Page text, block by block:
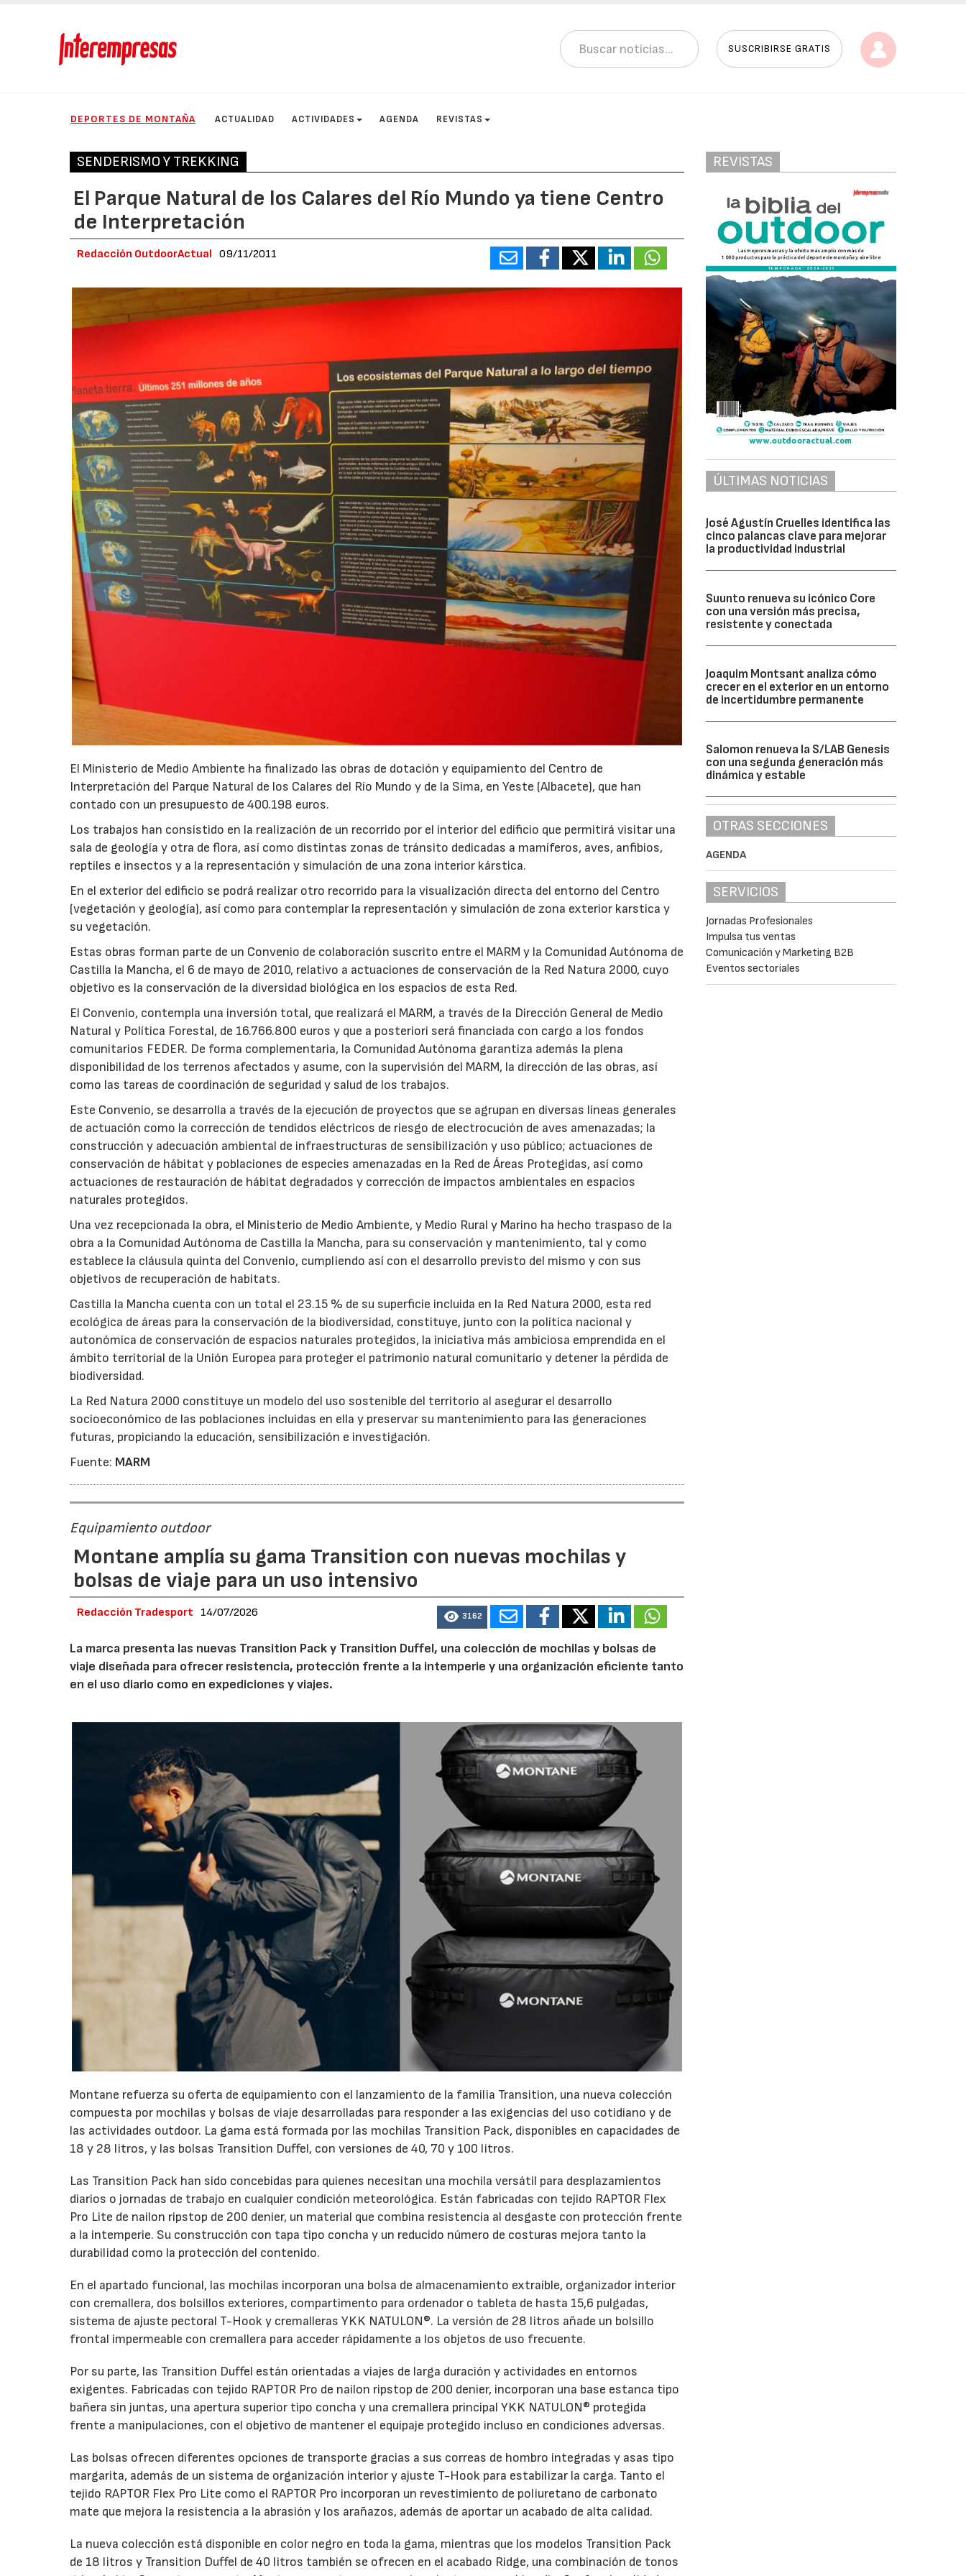
SUSCRIBIRSE GRATIS
DEPORTES DE MONTAÑA ACTUALIDAD ACTIVIDADES AGENDA REVISTAS
SENDERISMO Y TREKKING
El Parque Natural de los Calares del Río Mundo ya tiene Centro
de Interpretación
Redacción OutdoorActual 09/11/2011
El Ministerio de Medio Ambiente ha finalizado las obras de dotación y equipamiento del Centro de
Interpretación del Parque Natural de los Calares del Río Mundo y de la Sima, en Yeste (Albacete), que han
contado con un presupuesto de 400.198 euros.
Los trabajos han consistido en la realización de un recorrido por el interior del edificio que permitirá visitar una
sala de geología y otra de flora, así como distintas zonas de tránsito dedicadas a mamíferos, aves, anfibios,
reptiles e insectos y a la representación y simulación de una zona interior kárstica.
En el exterior del edificio se podrá realizar otro recorrido para la visualización directa del entorno del Centro
(vegetación y geología), así como para contemplar la representación y simulación de zona exterior karstica y
su vegetación.
Estas obras forman parte de un Convenio de colaboración suscrito entre el MARM y la Comunidad Autónoma de
Castilla la Mancha, el 6 de mayo de 2010, relativo a actuaciones de conservación de la Red Natura 2000, cuyo
objetivo es la conservación de la diversidad biológica en los espacios de esta Red.
El Convenio, contempla una inversión total, que realizará el MARM, a través de la Dirección General de Medio
Natural y Política Forestal, de 16.766.800 euros y que a posteriori será financiada con cargo a los fondos
comunitarios FEDER. De forma complementaria, la Comunidad Autónoma garantiza además la plena
disponibilidad de los terrenos afectados y asume, con la supervisión del MARM, la dirección de las obras, así
como las tareas de coordinación de seguridad y salud de los trabajos.
Este Convenio, se desarrolla a través de la ejecución de proyectos que se agrupan en diversas líneas generales
de actuación como la corrección de tendidos eléctricos de riesgo de electrocución de aves amenazadas; la
construcción y adecuación ambiental de infraestructuras de sensibilización y uso público; actuaciones de
conservación de hábitat y poblaciones de especies amenazadas en la Red de Áreas Protegidas, así como
actuaciones de restauración de hábitat degradados y corrección de impactos ambientales en espacios
naturales protegidos.
Una vez recepcionada la obra, el Ministerio de Medio Ambiente, y Medio Rural y Marino ha hecho traspaso de la
obra a la Comunidad Autónoma de Castilla la Mancha, para su conservación y mantenimiento, tal y como
establece la cláusula quinta del Convenio, cumpliendo así con el desarrollo previsto del mismo y con sus
objetivos de recuperación de habitats.
Castilla la Mancha cuenta con un total el 23.15 % de su superficie incluida en la Red Natura 2000, esta red
ecológica de áreas para la conservación de la biodiversidad, constituye, junto con la política nacional y
autonómica de conservación de espacios naturales protegidos, la iniciativa más ambiciosa emprendida en el
ámbito territorial de la Unión Europea para proteger el patrimonio natural comunitario y detener la pérdida de
biodiversidad.
La Red Natura 2000 constituye un modelo del uso sostenible del territorio al asegurar el desarrollo
socioeconómico de las poblaciones incluidas en ella y preservar su mantenimiento para las generaciones
futuras, propiciando la educación, sensibilización e investigación.
Fuente: MARM
Equipamiento outdoor
Montane amplía su gama Transition con nuevas mochilas y
bolsas de viaje para un uso intensivo
Redacción Tradesport 14/07/2026 3162
La marca presenta las nuevas Transition Pack y Transition Duffel, una colección de mochilas y bolsas de
viaje diseñada para ofrecer resistencia, protección frente a la intemperie y una organización eficiente tanto
en el uso diario como en expediciones y viajes.
Montane refuerza su oferta de equipamiento con el lanzamiento de la familia Transition, una nueva colección
compuesta por mochilas y bolsas de viaje desarrolladas para responder a las exigencias del uso cotidiano y de
las actividades outdoor. La gama está formada por las mochilas Transition Pack, disponibles en capacidades de
18 y 28 litros, y las bolsas Transition Duffel, con versiones de 40, 70 y 100 litros.
Las Transition Pack han sido concebidas para quienes necesitan una mochila versátil para desplazamientos
diarios o jornadas de trabajo en cualquier condición meteorológica. Están fabricadas con tejido RAPTOR Flex
Pro Lite de nailon ripstop de 200 denier, un material que combina resistencia al desgaste con protección frente
a la intemperie. Su construcción con tapa tipo concha y un reducido número de costuras mejora tanto la
durabilidad como la protección del contenido.
En el apartado funcional, las mochilas incorporan una bolsa de almacenamiento extraíble, organizador interior
con cremallera, dos bolsillos exteriores, compartimento para ordenador o tableta de hasta 15,6 pulgadas,
sistema de ajuste pectoral T-Hook y cremalleras YKK NATULON®. La versión de 28 litros añade un bolsillo
frontal impermeable con cremallera para acceder rápidamente a los objetos de uso frecuente.
Por su parte, las Transition Duffel están orientadas a viajes de larga duración y actividades en entornos
exigentes. Fabricadas con tejido RAPTOR Pro de nailon ripstop de 200 denier, incorporan una base estanca tipo
bañera sin juntas, una apertura superior tipo concha y una cremallera principal YKK NATULON® protegida
frente a manipulaciones, con el objetivo de mantener el equipaje protegido incluso en condiciones adversas.
Las bolsas ofrecen diferentes opciones de transporte gracias a sus correas de hombro integradas y asas tipo
margarita, además de un sistema de organización interior y ajuste T-Hook para estabilizar la carga. Tanto el
tejido RAPTOR Flex Pro Lite como el RAPTOR Pro incorporan un revestimiento de poliuretano de carbonato
mate que mejora la resistencia a la abrasión y los arañazos, además de aportar un acabado de alta calidad.
La nueva colección está disponible en color negro en toda la gama, mientras que los modelos Transition Pack
de 18 litros y Transition Duffel de 40 litros también se ofrecen en el acabado Ridge, una combinación de tonos
REVISTAS
ÚLTIMAS NOTICIAS
José Agustín Cruelles identifica las
cinco palancas clave para mejorar
la productividad industrial
Suunto renueva su icónico Core
con una versión más precisa,
resistente y conectada
Joaquim Montsant analiza cómo
crecer en el exterior en un entorno
de incertidumbre permanente
Salomon renueva la S/LAB Genesis
con una segunda generación más
dinámica y estable
OTRAS SECCIONES
AGENDA
SERVICIOS
Jornadas Profesionales
Impulsa tus ventas
Comunicación y Marketing B2B
Eventos sectoriales